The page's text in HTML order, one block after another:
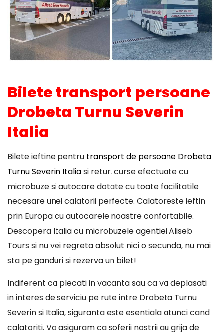
Bilete transport persoane
Drobeta Turnu Severin
Italia
Bilete ieftine pentru transport de persoane Drobeta
Turnu Severin Italiasi retur, curse efectuate cu
microbuze si autocare dotate cu toate facilitatile
necesare unei calatorii perfecte. Calatoreste ieftin
prin Europa cu autocarele noastre confortabile.
Descopera Italia cu microbuzele agentiei Aliseb
Tours si nu vei regreta absolut nici o secunda, nu mai
sta pe ganduri si rezerva un bilet!
Indiferent ca plecati in vacanta sau ca va deplasati
in interes de serviciu pe rute intre Drobeta Turnu
Severin si Italia, siguranta este esentiala atunci cand
calatoriti. Va asiguram ca soferii nostrii au grija de